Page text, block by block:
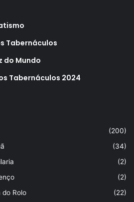
Tabernáculos
do Mundo
Tabernáculos 2024
(200)
(34)
(2)
(2)
Rolo
(22)